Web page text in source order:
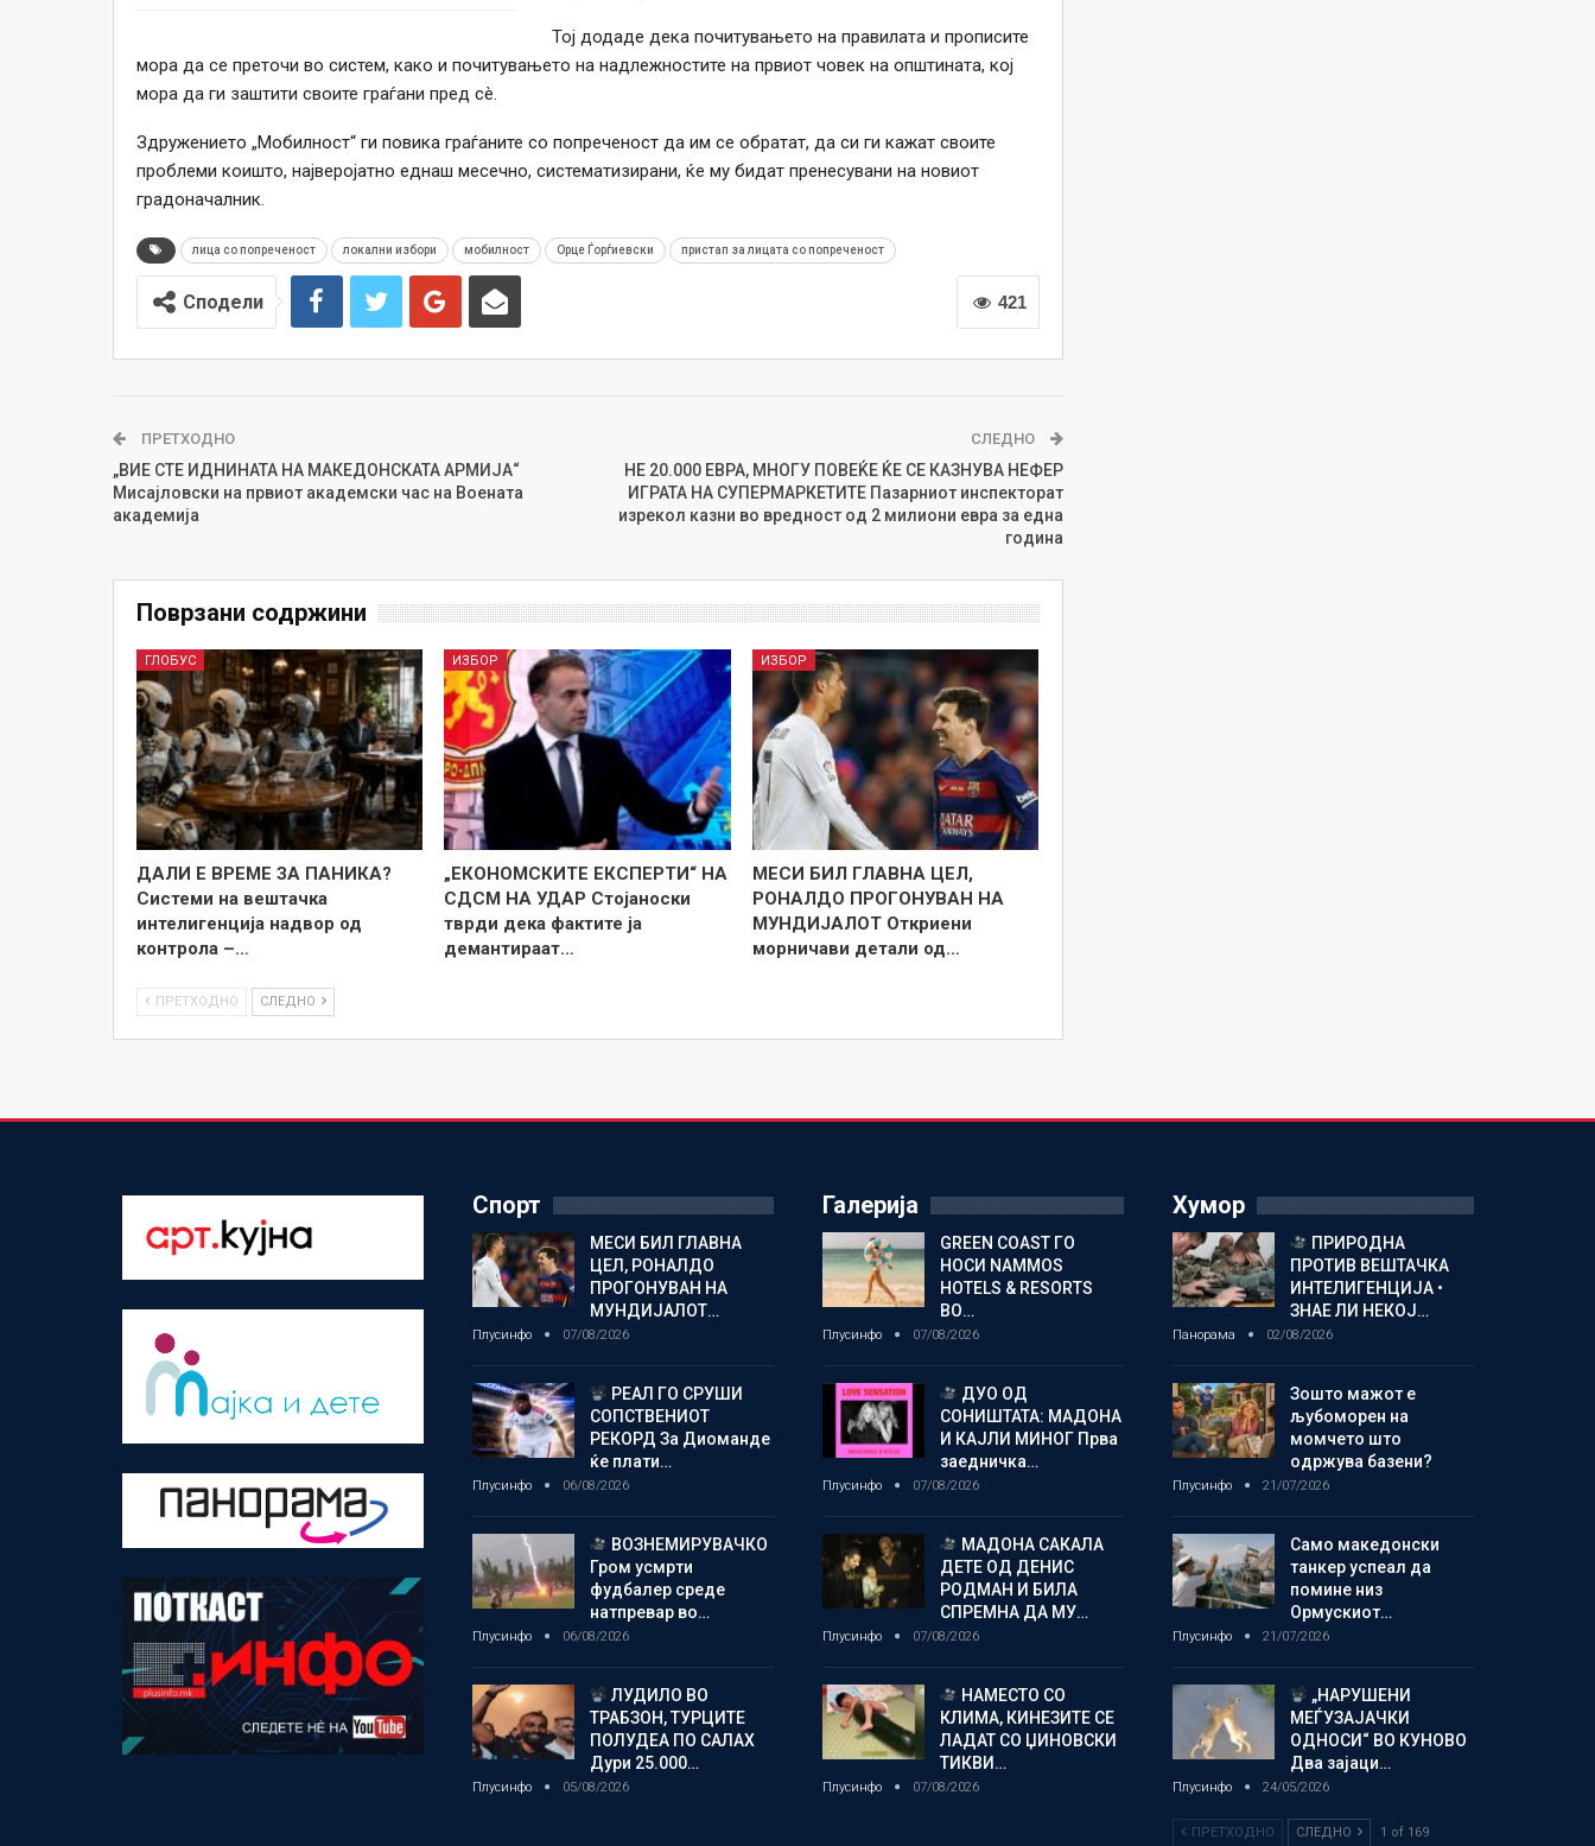
Тој додаде дека почитувањето на правилата и прописите
мора да се преточи во систем, како и почитувањето на надлежностите на првиот човек на општината, кој
мора да ги заштити своите граѓани пред сè.
Здружението „Мобилност“ ги повика граѓаните со попреченост да им се обратат, да си ги кажат своите
проблеми коишто, најверојатно еднаш месечно, систематизирани, ќе му бидат пренесувани на новиот
градоначалник.
лица со попреченост локални избори мобилност Орце Ѓорѓиевски пристап за лицата со попреченост
421
Сподели
ПРЕТХОДНО
„ВИЕ СТЕ ИДНИНАТА НА МАКЕДОНСКАТА АРМИЈА“
Мисајловски на првиот академски час на Воената
академија
СЛЕДНО
НЕ 20.000 ЕВРА, МНОГУ ПОВЕЌЕ ЌЕ СЕ КАЗНУВА НЕФЕР
ИГРАТА НА СУПЕРМАРКЕТИТЕ Пазарниот инспекторат
изрекол казни во вредност од 2 милиони евра за една
година
Поврзани содржини
ГЛОБУС
ДАЛИ Е ВРЕМЕ ЗА ПАНИКА?
Системи на вештачка
интелигенција надвор од
контрола –…
ИЗБОР
„ЕКОНОМСКИТЕ ЕКСПЕРТИ“ НА
СДСМ НА УДАР Стојаноски
тврди дека фактите ја
демантираат…
ИЗБОР
МЕСИ БИЛ ГЛАВНА ЦЕЛ,
РОНАЛДО ПРОГОНУВАН НА
МУНДИЈАЛОТ Откриени
морничави детали од…
ПРЕТХОДНО СЛЕДНО
Спорт
МЕСИ БИЛ ГЛАВНА
ЦЕЛ, РОНАЛДО
ПРОГОНУВАН НА
МУНДИЈАЛОТ…
Плусинфо 07/08/2026
РЕАЛ ГО СРУШИ
СОПСТВЕНИОТ
РЕКОРД За Диоманде
ќе плати…
Плусинфо 06/08/2026
ВОЗНЕМИРУВАЧКО
Гром усмрти
фудбалер среде
натпревар во…
Плусинфо 06/08/2026
ЛУДИЛО ВО
ТРАБЗОН, ТУРЦИТЕ
ПОЛУДЕА ПО САЛАХ
Дури 25.000…
Плусинфо 05/08/2026
Галерија
GREEN COAST ГО
НОСИ NAMMOS
HOTELS & RESORTS
ВО…
Плусинфо 07/08/2026
ДУО ОД
СОНИШТАТА: МАДОНА
И КАЈЛИ МИНОГ Прва
заедничка…
Плусинфо 07/08/2026
МАДОНА САКАЛА
ДЕТЕ ОД ДЕНИС
РОДМАН И БИЛА
СПРЕМНА ДА МУ…
Плусинфо 07/08/2026
НАМЕСТО СО
КЛИМА, КИНЕЗИТЕ СЕ
ЛАДАТ СО ЏИНОВСКИ
ТИКВИ…
Плусинфо 07/08/2026
Хумор
ПРИРОДНА
ПРОТИВ ВЕШТАЧКА
ИНТЕЛИГЕНЦИЈА •
ЗНАЕ ЛИ НЕКОЈ…
Панорама 02/08/2026
Зошто мажот е
љубоморен на
момчето што
одржува базени?
Плусинфо 21/07/2026
Само македонски
танкер успеал да
помине низ
Ормускиот…
Плусинфо 21/07/2026
„НАРУШЕНИ
МЕЃУЗАЈАЧКИ
ОДНОСИ“ ВО КУНОВО
Два зајаци…
Плусинфо 24/05/2026
ПРЕТХОДНО СЛЕДНО 1 of 169